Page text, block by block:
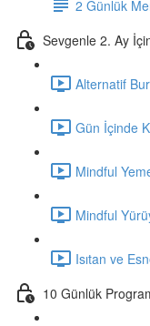
2 Günlük
Sevgenle 2. Ay
Alternatif
Gün İçinde
Mindful
Mindful
Isıtan ve
10 Günlük